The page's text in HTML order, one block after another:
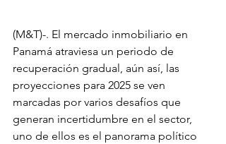
(M&T)-. El mercado inmobiliario en
Panamá atraviesa un periodo de
recuperación gradual, aún así, las
proyecciones para 2025 se ven
marcadas por varios desafíos que
generan incertidumbre en el sector,
uno de ellos es el panorama político